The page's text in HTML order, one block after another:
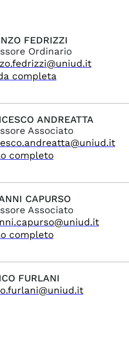
FEDRIZZI
Ordinario
completa
ANDREATTA
Associato
completo
CAPURSO
Associato
completo
FURLANI